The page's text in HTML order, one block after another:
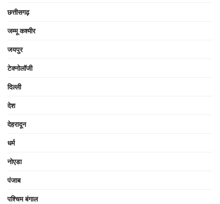
छत्तीसगढ़
जम्मू कश्मीर
जयपुर
टेक्नोलॉजी
दिल्ली
देश
देहरादून
धर्म
नोएडा
पंजाब
पश्चिम बंगाल